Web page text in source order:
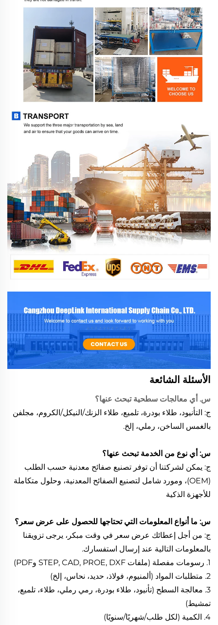
الأسئلة الشائعة
س. أي معالجات سطحية تبحث عنها؟
ج: التأنيود، طلاء بودرة، تلميع، طلاء الزنك/النيكل/الكروم، مجلفن
بالغمس الساخن، رملي، إلخ.
س: أي نوع من الخدمة تبحث عنها؟
ج: يمكن لشركتنا أن توفر تصنيع صفائح معدنية حسب الطلب
(OEM)، ومورد شامل لتصنيع الصفائح المعدنية، وحلول متكاملة
للأجهزة الذكية
س: ما أنواع المعلومات التي تحتاجها للحصول على عرض سعر؟
ج: من أجل إعطائك عرض سعر في وقت مبكر، يرجى تزويقنا
بالمعلومات التالية عند إرسال استفسارك.
1. رسومات مفصلة (ملفات STEP, CAD, PROE, DXF وPDF)
2. متطلبات المواد (ألمنيوم، فولاذ، حديد، نحاس، إلخ)
3. معالجة السطح (تأنيود، طلاء بودرة، رمي رملي، طلاء، تلميع،
تمشيط)
4. الكمية (لكل طلب/شهريًا/سنويًا)